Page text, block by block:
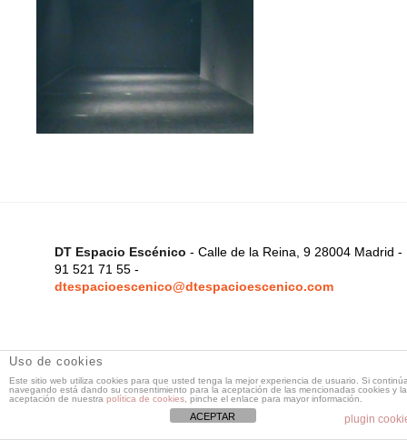
DT Espacio Escénico - Calle de la Reina, 9 28004 Madrid -
91 521 71 55 -
dtespacioescenico@dtespacioescenico.com
Uso de cookies
Este sitio web utiliza cookies para que usted tenga la mejor experiencia de usuario. Si
navegando está dando su consentimiento para la aceptación de las mencionadas cookies y la
aceptación de nuestra política de cookies , pinche el enlace para mayor información.
plugin
ACEPTAR